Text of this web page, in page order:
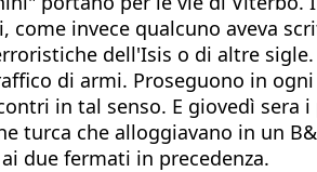
invece qualcuno aveva
dell'Isis o di altre sigle.
di armi. Proseguono in ogni
in tal senso. E giovedì sera
turca che alloggiavano in un
due fermati in precedenza.